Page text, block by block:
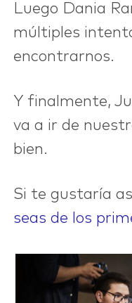
Luego Dania
múltiples
encontrarnos.
Y finalmente,
va a ir de
bien.
Si te gustaría
seas de los